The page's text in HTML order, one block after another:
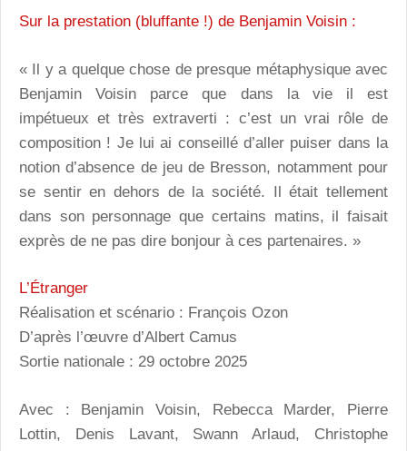
Sur la prestation (bluffante !) de Benjamin Voisin :
« Il y a quelque chose de presque métaphysique avec
Benjamin Voisin parce que dans la vie il est
impétueux et très extraverti : c’est un vrai rôle de
composition ! Je lui ai conseillé d’aller puiser dans la
notion d’absence de jeu de Bresson, notamment pour
se sentir en dehors de la société. Il était tellement
dans son personnage que certains matins, il faisait
exprès de ne pas dire bonjour à ces partenaires. »
L’Étranger
Réalisation et scénario : François Ozon
D’après l’œuvre d’Albert Camus
Sortie nationale : 29 octobre 2025
Avec : Benjamin Voisin, Rebecca Marder, Pierre
Lottin, Denis Lavant, Swann Arlaud, Christophe